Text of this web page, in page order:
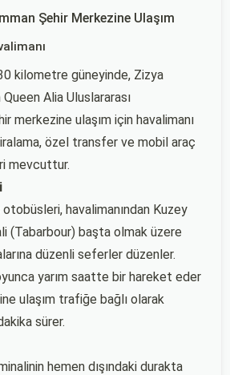
Şehir Merkezine Ulaşım
kilometre güneyinde, Zizya
Alia Uluslararası
merkezine ulaşım için havalimanı
özel transfer ve mobil araç
mevcuttur.
havalimanından Kuzey
(Tabarbour) başta olmak üzere
düzenli seferler düzenler.
yarım saatte bir hareket eder
ulaşım trafiğe bağlı olarak
sürer.
hemen dışındaki durakta